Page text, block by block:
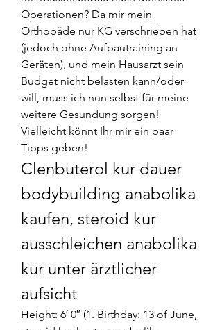
Operationen? Da mir mein
Orthopäde nur KG verschrieben hat
(jedoch ohne Aufbautraining an
Geräten), und mein Hausarzt sein
Budget nicht belasten kann/oder
will, muss ich nun selbst für meine
weitere Gesundung sorgen!
Vielleicht könnt Ihr mir ein paar
Tipps geben!
Clenbuterol kur dauer
bodybuilding anabolika
kaufen, steroid kur
ausschleichen anabolika
kur unter ärztlicher
aufsicht
Height: 6′ 0″ (1. Birthday: 13 of June,